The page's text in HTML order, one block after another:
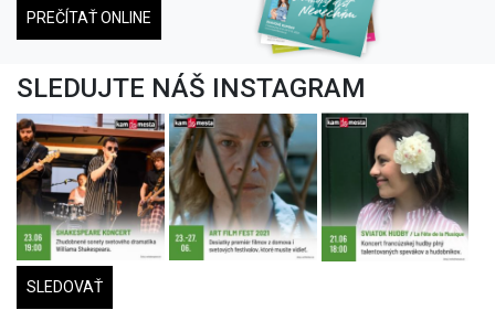
PREČÍTAŤ ONLINE
SLEDUJTE NÁŠ INSTAGRAM
SLEDOVAŤ